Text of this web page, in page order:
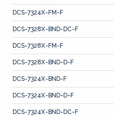
DCS-7324X-FM-F
DCS-7328X-BND-DC-F
DCS-7328X-FM-F
DCS-7328X-BND-D-F
DCS-7324X-BND-F
DCS-7324X-BND-D-F
DCS-7324X-BND-DC-F